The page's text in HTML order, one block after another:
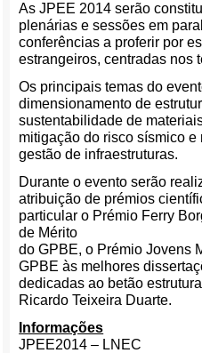
As JPEE 2014 serão
plenárias e sessões em
conferências a proferir por
estrangeiros, centradas nos
Os principais temas do
dimensionamento de
sustentabilidade de
mitigação do risco sísmico
gestão de infraestruturas.
Durante o evento serão
atribuição de prémios
particular o Prémio Ferry
de Mérito
do GPBE, o Prémio Jovens
GPBE às melhores
dedicadas ao betão
Ricardo Teixeira Duarte.
Informações
JPEE2014 – LNEC